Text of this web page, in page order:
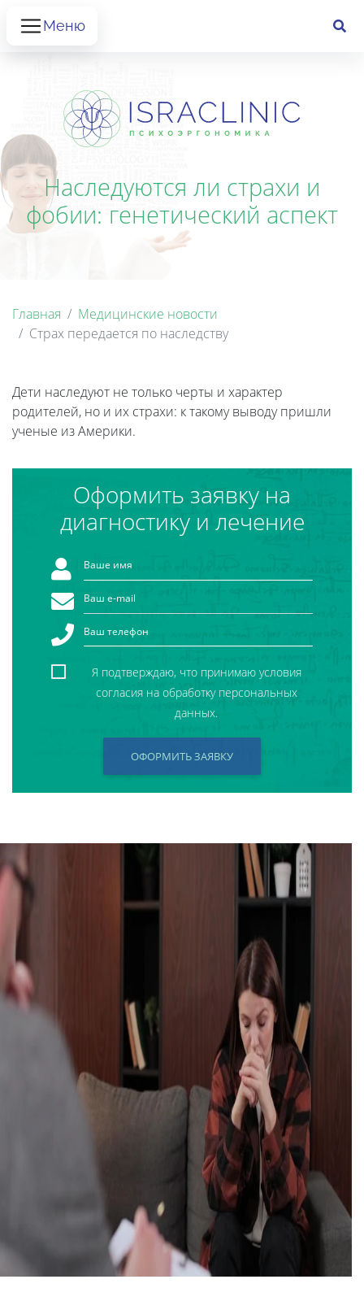
Меню
Наследуются ли страхи и
фобии: генетический аспект
Главная
Медицинские новости
Страх передается по наследству
Дети наследуют не только черты и характер
родителей, но и их страхи: к такому выводу пришли
ученые из Америки.
Оформить заявку на
диагностику и лечение
Я подтверждаю, что принимаю условия
согласия на обработку персональных
данных.
ОФОРМИТЬ ЗАЯВКУ